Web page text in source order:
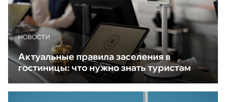
НОВОСТИ
Актуальные правила заселения в
гостиницы: что нужно знать туристам